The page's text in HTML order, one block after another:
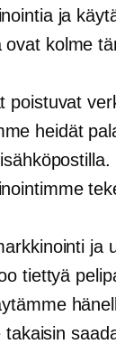
ja
kolme
poistuvat
heidät
ja
tiettyä